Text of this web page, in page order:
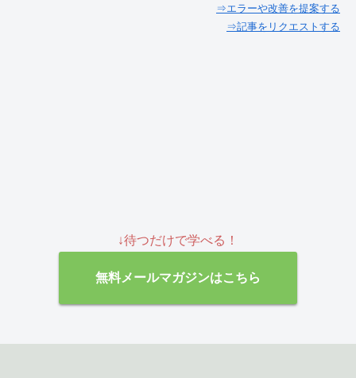
⇒エラーや改善を提案する
⇒記事をリクエストする
↓待つだけで学べる！
無料メールマガジンはこちら